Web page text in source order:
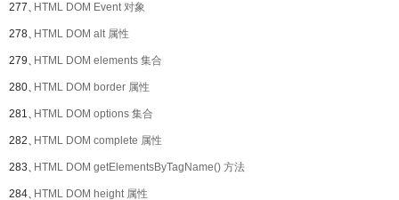
277、HTML DOM Event 对象
278、HTML DOM alt 属性
279、HTML DOM elements 集合
280、HTML DOM border 属性
281、HTML DOM options 集合
282、HTML DOM complete 属性
283、HTML DOM getElementsByTagName() 方法
284、HTML DOM height 属性